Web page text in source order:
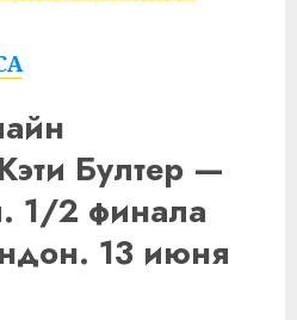
Бултер —
1/2 финала
13 июня